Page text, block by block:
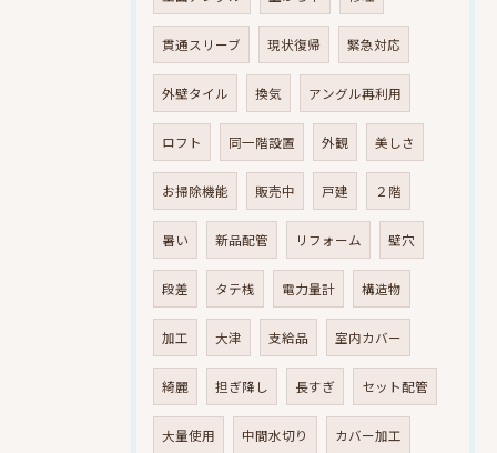
貫通スリーブ 現状復帰 緊急対応
外壁タイル 換気 アングル再利用
ロフト 同一階設置 外観 美しさ
お掃除機能 販売中 戸建 ２階
暑い 新品配管 リフォーム 壁穴
段差 タテ桟 電力量計 構造物
加工 大津 支給品 室内カバー
綺麗 担ぎ降し 長すぎ セット配管
大量使用 中間水切り カバー加工